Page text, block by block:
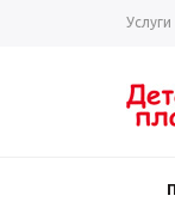
Услуги